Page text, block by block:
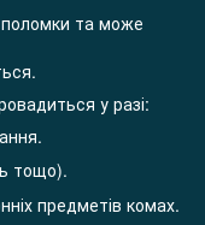
поломки та може
у разі:
тощо).
предметів комах.